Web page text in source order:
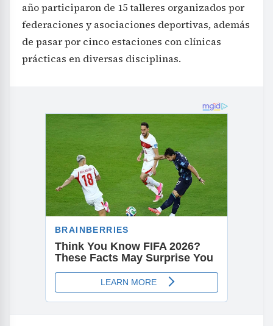
año participaron de 15 talleres organizados por
federaciones y asociaciones deportivas, además
de pasar por cinco estaciones con clínicas
prácticas en diversas disciplinas.